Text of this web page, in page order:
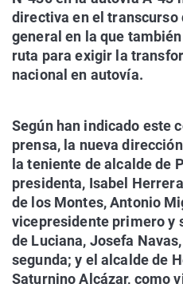
directiva en el transcurso
general en la que
ruta para exigir la
nacional en autovía.
Según han indicado este
prensa, la nueva
la teniente de alcalde de
presidenta, Isabel
de los Montes, Antonio
vicepresidente primero y
de Luciana, Josefa
segunda; y el alcalde de
Saturnino Alcázar, como